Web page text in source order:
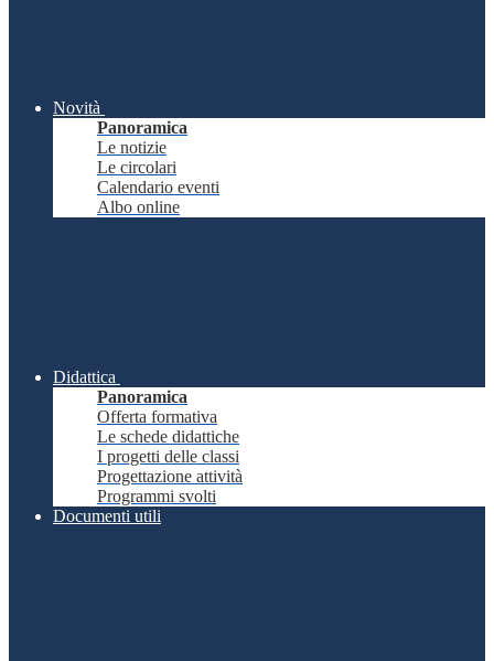
Novità
Panoramica
Le notizie
Le circolari
Calendario eventi
Albo online
Didattica
Panoramica
Offerta formativa
Le schede didattiche
I progetti delle classi
Progettazione attività
Programmi svolti
Documenti utili